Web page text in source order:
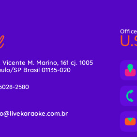
Vicente M. Marino, 161 cj. 1005
SP Brasil 01135-020
2580